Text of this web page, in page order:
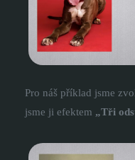
Pro náš příklad jsme
jsme ji efektem „Tři